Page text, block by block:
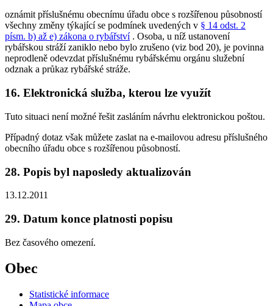
oznámit příslušnému obecnímu úřadu obce s rozšířenou působností
všechny změny týkající se podmínek uvedených v § 14 odst. 2
písm. b) až e) zákona o rybářství. Osoba, u níž ustanovení
rybářskou stráží zaniklo nebo bylo zrušeno (viz bod 20), je povinna
neprodleně odevzdat příslušnému rybářskému orgánu služební
odznak a průkaz rybářské stráže.
16. Elektronická služba, kterou lze využít
Tuto situaci není možné řešit zasláním návrhu elektronickou poštou.
Případný dotaz však můžete zaslat na e-mailovou adresu příslušného
obecního úřadu obce s rozšířenou působností.
28. Popis byl naposledy aktualizován
13.12.2011
29. Datum konce platnosti popisu
Bez časového omezení.
Obec
Statistické informace